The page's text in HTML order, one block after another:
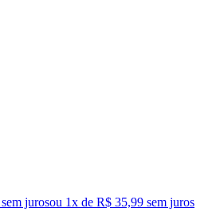
jurosou 1x de R$ 35,99 sem juros